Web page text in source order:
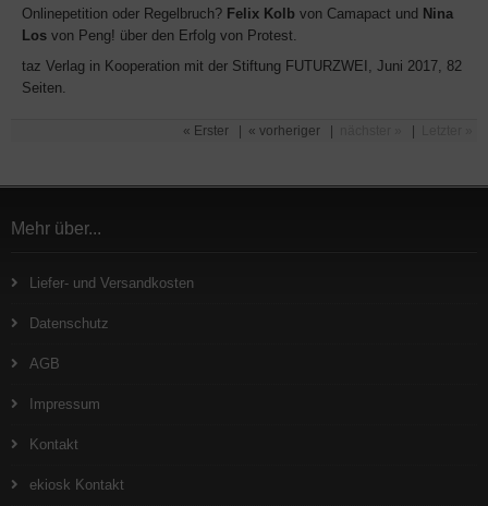
Onlinepetition oder Regelbruch? Felix Kolb von Camapact und Nina
Los von Peng! über den Erfolg von Protest.
taz Verlag in Kooperation mit der Stiftung FUTURZWEI, Juni 2017, 82
Seiten.
« Erster « vorheriger
Mehr über...
Liefer- und Versandkosten
Datenschutz
AGB
Impressum
Kontakt
ekiosk Kontakt